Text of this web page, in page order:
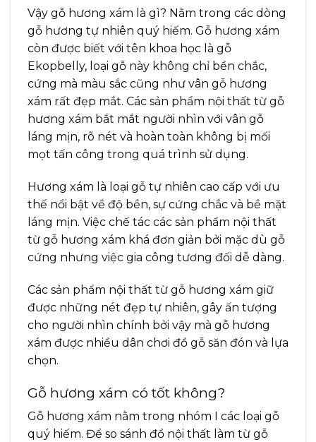
Vậy gỗ hương xám là gì? Nằm trong các dòng
gỗ hương tự nhiên quý hiếm. Gỗ hương xám
còn được biết với tên khoa học là gỗ
Ekopbelly, loại gỗ này không chỉ bền chắc,
cứng mà màu sắc cũng như vân gỗ hương
xám rất đẹp mắt. Các sản phẩm nội thất từ gỗ
hương xám bắt mắt người nhìn với vân gỗ
láng mịn, rõ nét và hoàn toàn không bị mối
mọt tấn công trong quá trình sử dụng.
Hương xám là loại gỗ tự nhiên cao cấp với ưu
thế nổi bật về độ bền, sự cứng chắc và bề mặt
láng mịn. Việc chế tác các sản phẩm nội thất
từ gỗ hương xám khá đơn giản bởi mặc dù gỗ
cứng nhưng việc gia công tương đối dễ dàng.
Các sản phẩm nội thất từ gỗ hương xám giữ
được những nét đẹp tự nhiên, gây ấn tượng
cho người nhìn chính bởi vậy mà gỗ hương
xám được nhiều dân chơi đồ gỗ săn đón và lựa
chọn.
Gỗ hương xám có tốt không?
Gỗ hương xám nằm trong nhóm I các loại gỗ
quý hiếm. Để so sánh đồ nội thất làm từ gỗ